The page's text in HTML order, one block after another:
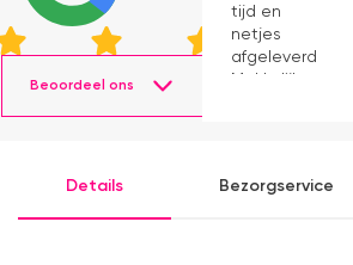
Beoordeel ons
tijd en
netjes
afgeleverd.
Makkelijk
Details
Bezorgservice